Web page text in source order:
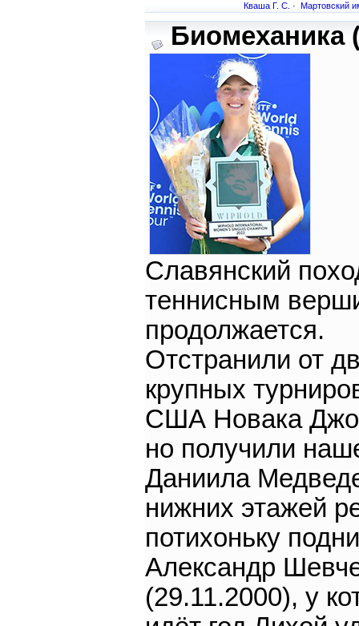
Кваша Г. С. · Мартовский
Биомеханика
Славянский
теннисным
продолжается.
Отстранили от
крупных
США Новака
но получили
Даниила
нижних этажей
потихоньку
Александр
(29.11.2000), у